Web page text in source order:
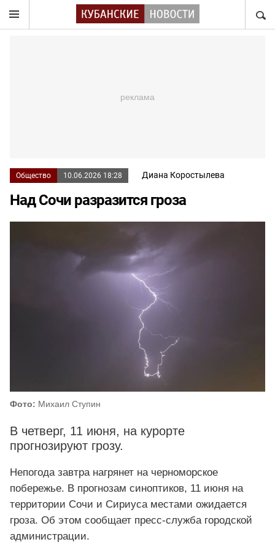
Общество 10.06.2026 18:28 Диана Коростылева
Над Сочи разразится гроза
Фото: Михаил Ступин
В четверг, 11 июня, на курорте
прогнозируют грозу.
Непогода завтра нагрянет на черноморское
побережье. В прогнозам синоптиков, 11 июня на
территории Сочи и Сириуса местами ожидается
гроза. Об этом сообщает пресс-служба городской
администрации.